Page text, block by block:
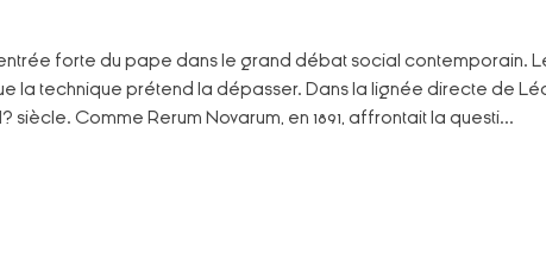
forte du pape dans le grand débat social contemporain.
technique prétend la dépasser. Dans la lignée directe de
Comme Rerum Novarum, en 1891, affrontait la questi...